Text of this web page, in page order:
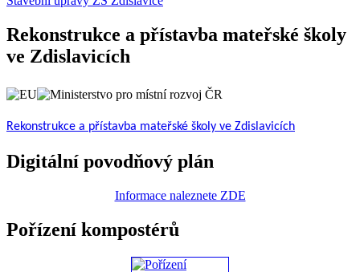
Rekonstrukce a přístavba mateřské školy
ve Zdislavicích
Rekonstrukce a přístavba mateřské školy ve Zdislavicích
Digitální povodňový plán
Informace naleznete ZDE
Pořízení kompostérů